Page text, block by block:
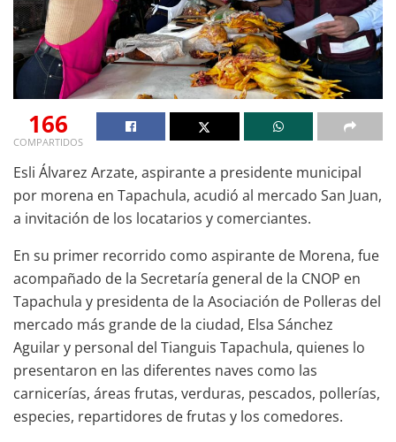
166
COMPARTIDOS
Esli Álvarez Arzate, aspirante a presidente municipal
por morena en Tapachula, acudió al mercado San Juan,
a invitación de los locatarios y comerciantes.
En su primer recorrido como aspirante de Morena, fue
acompañado de la Secretaría general de la CNOP en
Tapachula y presidenta de la Asociación de Polleras del
mercado más grande de la ciudad, Elsa Sánchez
Aguilar y personal del Tianguis Tapachula, quienes lo
presentaron en las diferentes naves como las
carnicerías, áreas frutas, verduras, pescados, pollerías,
especies, repartidores de frutas y los comedores.